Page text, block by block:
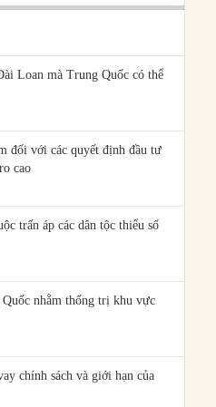
Loan mà Trung Quốc có thể
đối với các quyết định đầu tư
cao
trấn áp các dân tộc thiểu số
nhằm thống trị khu vực
chính sách và giới hạn của